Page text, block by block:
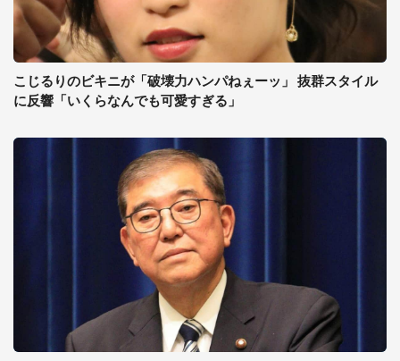
こじるりのビキニが「破壊力ハンパねぇーッ」 抜群スタイル
に反響「いくらなんでも可愛すぎる」